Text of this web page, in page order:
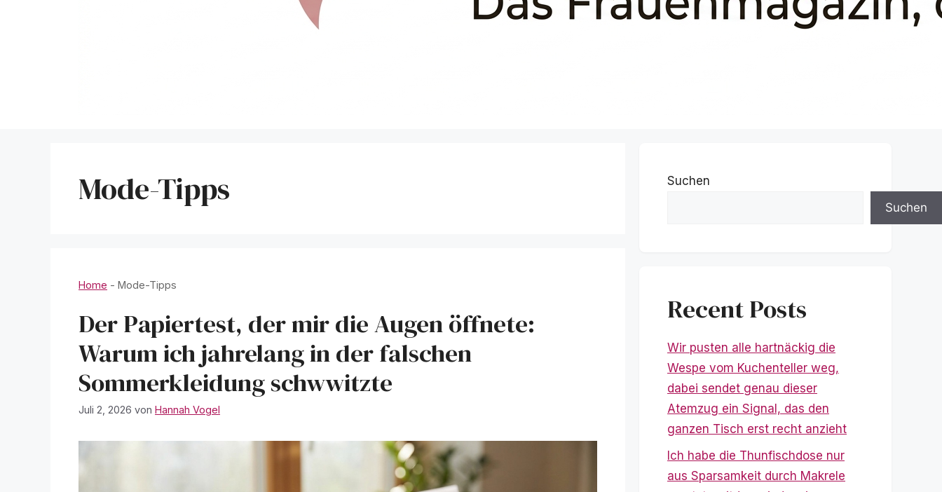
Mode-Tipps
Home - Mode-Tipps
Der Papiertest, der mir die Augen öffnete:
Warum ich jahrelang in der falschen
Sommerkleidung schwwitzte
Juli 2, 2026 von Hannah Vogel
Suchen
Suchen
Recent Posts
Wir pusten alle hartnäckig die
Wespe vom Kuchenteller weg,
dabei sendet genau dieser
Atemzug ein Signal, das den
ganzen Tisch erst recht anzieht
Ich habe die Thunfischdose nur
aus Sparsamkeit durch Makrele